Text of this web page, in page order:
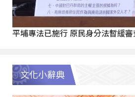
平埔專法已施行 原民身分法暫緩
文化小辭典